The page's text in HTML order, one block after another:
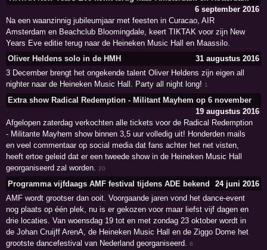
6 september 2016
Na een waanzinnig jubileumjaar met feesten in Curacao, AIR
Amsterdam en Beachclub Bloomingdale, keert TIKTAK voor zijn New
Years Eve editie terug naar de Heineken Music Hall en Maassilo.
Oliver Heldens solo in de HMH
31 augustus 2016
3 December brengt het ongekende talent Oliver Heldens zijn eigen all
nighter naar de Heineken Music Hall. Party all night long! 1
Extra show Radical Redemption - Militant Mayhem op 6 november
19 augustus 2016
Afgelopen zaterdag verkochten alle tickets voor de Radical Redemption
- Militante Mayhem show binnen 3,5 uur volledig uit! Honderden mails
en veel commentaar op social media dat fans achter het net visten,
heeft ertoe geleid dat er een tweede show in de Heineken Music Hall
georganiseerd zal worden.20
Programma vijfdaags AMF festival tijdens ADE bekend
24 juni 2016
AMF wordt grootser dan ooit. Voorgaande jaren vond het dance-event
nog plaats op één plek, nu is er gekozen voor maar liefst vijf dagen en
drie locaties. Van woensdag 19 tot en met zondag 23 oktober wordt in
de Johan Cruijff ArenA, de Heineken Music Hall en de Ziggo Dome het
grootste dancefestival van Nederland georganiseerd.8